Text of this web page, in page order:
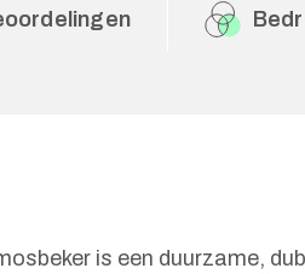
is een duurzame,